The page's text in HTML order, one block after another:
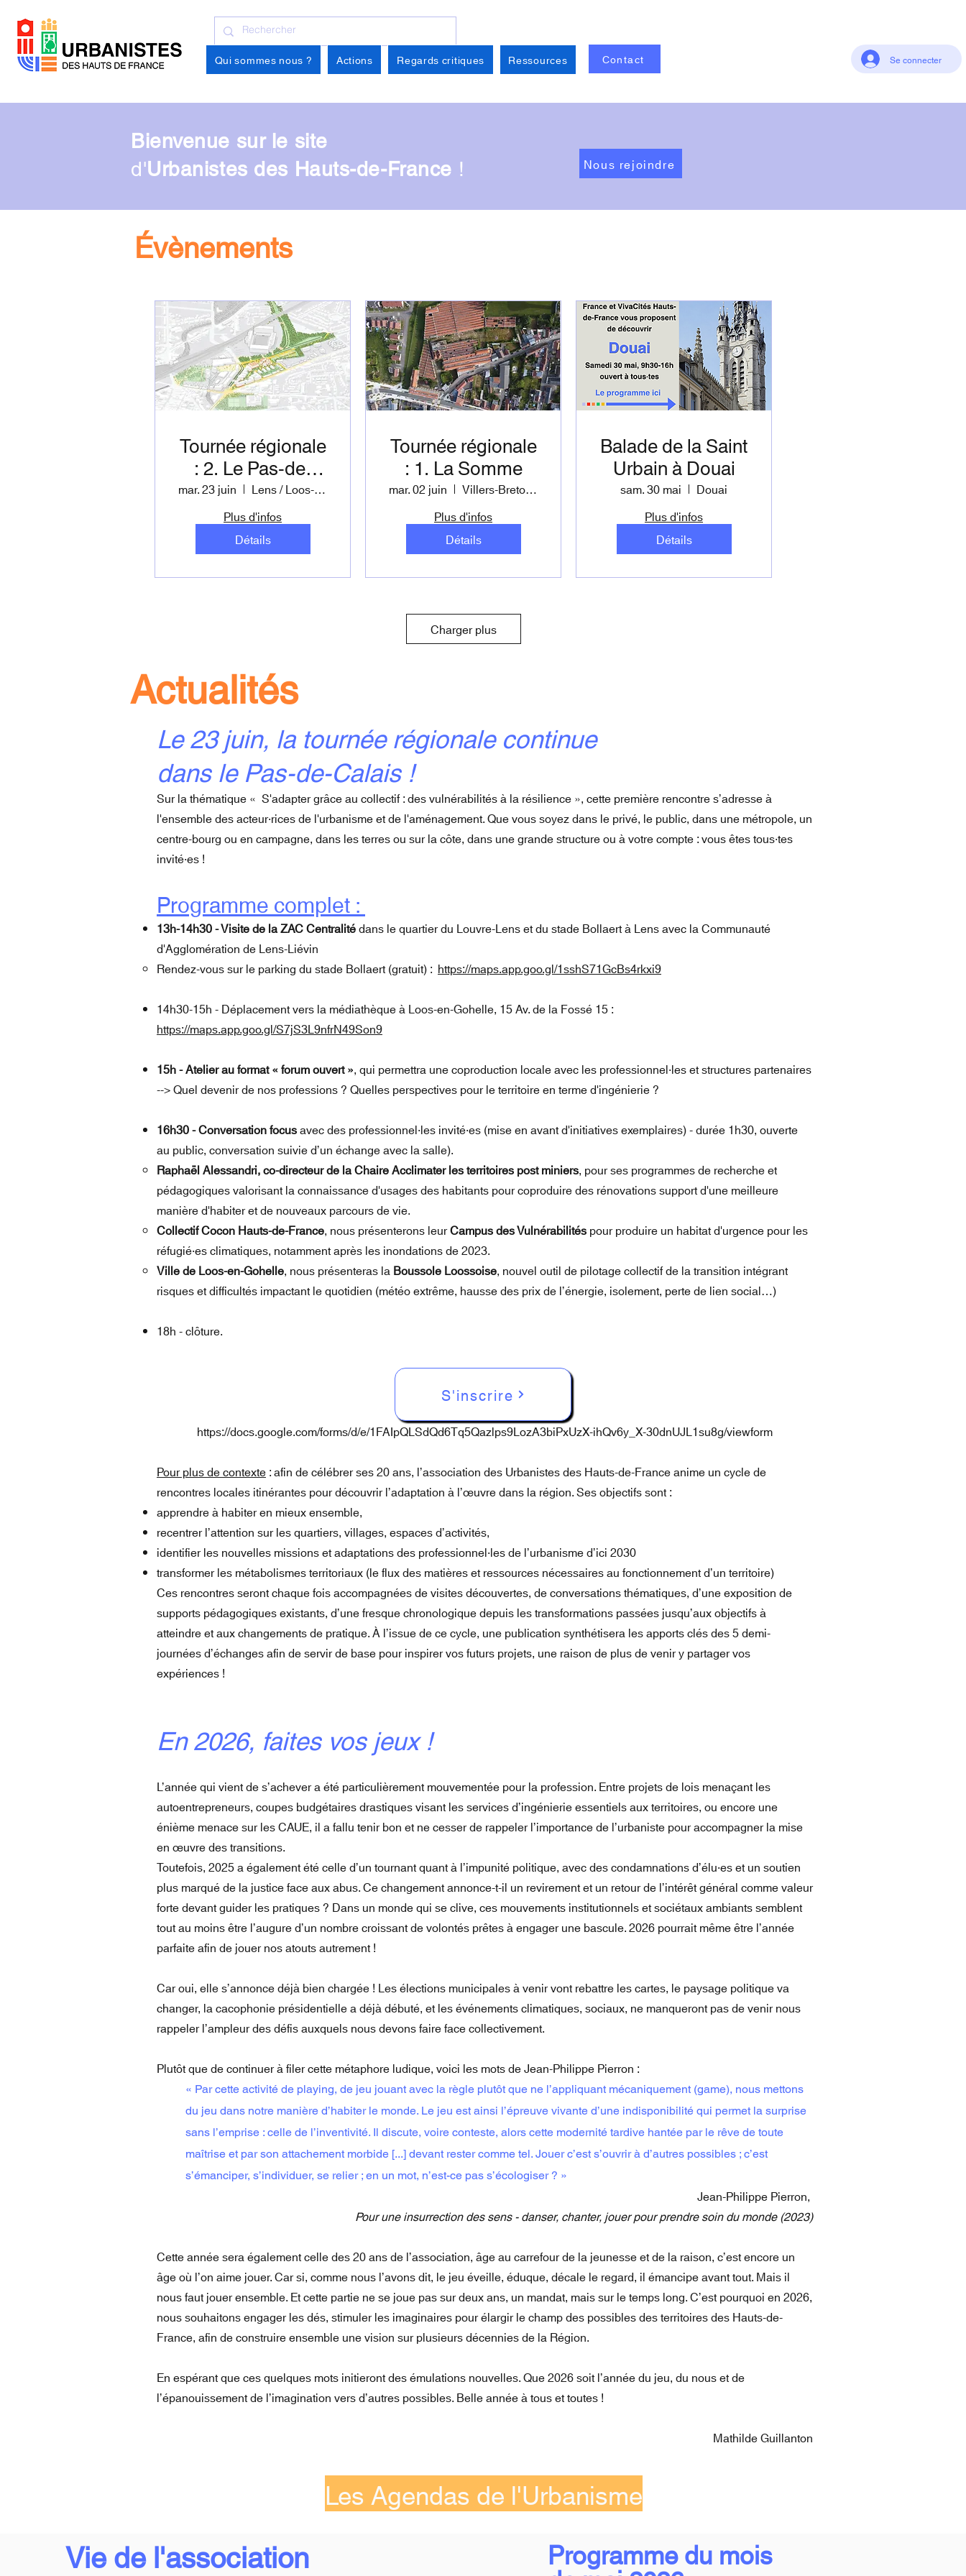
Qui sommes nous ? Actions Regards critiques Ressources Contact Se connecter
Bienvenue sur le site
d'Urbanistes des Hauts-de-France ! Nous rejoindre
Évènements
Tournée régionale
: 2. Le Pas-de-
Calais
mar. 23 juin
Lens / Loos-en-Gohelle
Plus d'infos
Détails
Tournée régionale
: 1. La Somme
mar. 02 juin
Villers-Bretonneux et Amiens
Plus d'infos
Détails
Balade de la Saint
Urbain à Douai
sam. 30 mai
Douai
Plus d'infos
Détails
Charger plus
Actualités
Le 23 juin, la tournée régionale continue
dans le Pas-de-Calais !
Sur la thématique « S'adapter grâce au collectif : des vulnérabilités à la résilience », cette première rencontre s’adresse à
l'ensemble des acteur·rices de l'urbanisme et de l'aménagement. Que vous soyez dans le privé, le public, dans une métropole, un
centre-bourg ou en campagne, dans les terres ou sur la côte, dans une grande structure ou à votre compte : vous êtes tous·tes
invité·es !
Programme complet :
13h-14h30 - Visite de la ZAC Centralitédans le quartier du Louvre-Lens et du stade Bollaert à Lens avec la Communauté
d'Agglomération de Lens-Liévin
Rendez-vous sur le parking du stade Bollaert (gratuit) : https://maps.app.goo.gl/1sshS71GcBs4rkxi9
14h30-15h - Déplacement vers la médiathèque à Loos-en-Gohelle, 15 Av. de la Fossé 15 :
https://maps.app.goo.gl/S7jS3L9nfrN49Son9
15h - Atelier au format « forum ouvert », qui permettra une coproduction locale avec les professionnel·les et structures partenaires
--> Quel devenir de nos professions ? Quelles perspectives pour le territoire en terme d'ingénierie ?
16h30 - Conversation focusavec des professionnel·les invité·es (mise en avant d'initiatives exemplaires) - durée 1h30, ouverte
au public, conversation suivie d’un échange avec la salle).
Raphaël Alessandri, co-directeur de la Chaire Acclimater les territoires post miniers, pour ses programmes de recherche et
pédagogiques valorisant la connaissance d'usages des habitants pour coproduire des rénovations support d'une meilleure
manière d'habiter et de nouveaux parcours de vie.
Collectif Cocon Hauts-de-France, nous présenterons leurCampus des Vulnérabilités pour produire un habitat d'urgence pour les
réfugié·es climatiques, notamment après les inondations de 2023.
Ville de Loos-en-Gohelle, nous présenteras la Boussole Loossoise, nouvel outil de pilotage collectif de la transition intégrant
risques et difficultés impactant le quotidien (météo extrême, hausse des prix de l’énergie, isolement, perte de lien social…)
18h - clôture.
https://docs.google.com/forms/d/e/1FAIpQLSdQd6Tq5Qazlps9LozA3biPxUzX-ihQv6y_X-30dnUJL1su8g/viewform
Pour plus de contexte : afin de célébrer ses 20 ans, l’association des Urbanistes des Hauts-de-France anime un cycle de
rencontres locales itinérantes pour découvrir l’adaptation à l’œuvre dans la région. Ses objectifs sont :
apprendre à habiter en mieux ensemble,
recentrer l’attention sur les quartiers, villages, espaces d’activités,
identifier les nouvelles missions et adaptations des professionnel·les de l’urbanisme d’ici 2030
transformer les métabolismes territoriaux (le flux des matières et ressources nécessaires au fonctionnement d’un territoire)
Ces rencontres seront chaque fois accompagnées de visites découvertes, de conversations thématiques, d’une exposition de
supports pédagogiques existants, d’une fresque chronologique depuis les transformations passées jusqu’aux objectifs à
atteindre et aux changements de pratique. À l’issue de ce cycle, une publication synthétisera les apports clés des 5 demi-
journées d’échanges afin de servir de base pour inspirer vos futurs projets, une raison de plus de venir y partager vos
expériences !
S'inscrire
En 2026, faites vos jeux !
L’année qui vient de s’achever a été particulièrement mouvementée pour la profession. Entre projets de lois menaçant les
autoentrepreneurs, coupes budgétaires drastiques visant les services d’ingénierie essentiels aux territoires, ou encore une
énième menace sur les CAUE, il a fallu tenir bon et ne cesser de rappeler l’importance de l’urbaniste pour accompagner la mise
en œuvre des transitions.
Toutefois, 2025 a également été celle d’un tournant quant à l’impunité politique, avec des condamnations d’élu·es et un soutien
plus marqué de la justice face aux abus. Ce changement annonce-t-il un revirement et un retour de l’intérêt général comme valeur
forte devant guider les pratiques ? Dans un monde qui se clive, ces mouvements institutionnels et sociétaux ambiants semblent
tout au moins être l’augure d’un nombre croissant de volontés prêtes à engager une bascule. 2026 pourrait même être l’année
parfaite afin de jouer nos atouts autrement !
Car oui, elle s’annonce déjà bien chargée ! Les élections municipales à venir vont rebattre les cartes, le paysage politique va
changer, la cacophonie présidentielle a déjà débuté, et les événements climatiques, sociaux, ne manqueront pas de venir nous
rappeler l’ampleur des défis auxquels nous devons faire face collectivement.
Plutôt que de continuer à filer cette métaphore ludique, voici les mots de Jean-Philippe Pierron :
« Par cette activité de playing, de jeu jouant avec la règle plutôt que ne l’appliquant mécaniquement (game), nous mettons
du jeu dans notre manière d’habiter le monde. Le jeu est ainsi l’épreuve vivante d’une indisponibilité qui permet la surprise
sans l’emprise : celle de l’inventivité. Il discute, voire conteste, alors cette modernité tardive hantée par le rêve de toute
maîtrise et par son attachement morbide [...] devant rester comme tel. Jouer c’est s’ouvrir à d’autres possibles ; c’est
s’émanciper, s’individuer, se relier ; en un mot, n’est-ce pas s’écologiser ? »
Jean-Philippe Pierron,
Pour une insurrection des sens - danser, chanter, jouer pour prendre soin du monde (2023)
Cette année sera également celle des 20 ans de l’association, âge au carrefour de la jeunesse et de la raison, c’est encore un
âge où l’on aime jouer. Car si, comme nous l’avons dit, le jeu éveille, éduque, décale le regard, il émancipe avant tout. Mais il
nous faut jouer ensemble. Et cette partie ne se joue pas sur deux ans, un mandat, mais sur le temps long. C’est pourquoi en 2026,
nous souhaitons engager les dés, stimuler les imaginaires pour élargir le champ des possibles des territoires des Hauts-de-
France, afin de construire ensemble une vision sur plusieurs décennies de la Région.
En espérant que ces quelques mots initieront des émulations nouvelles. Que 2026 soit l’année du jeu, du nous et de
l’épanouissement de l’imagination vers d’autres possibles. Belle année à tous et toutes !
Mathilde Guillanton
Les Agendas de l'Urbanisme
Vie de l'association Programme du mois